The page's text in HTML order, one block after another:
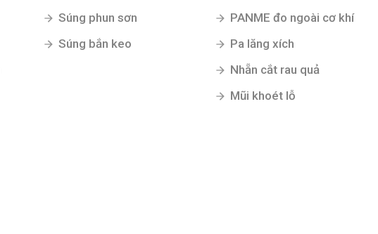
Súng phun sơn
Súng bắn keo
PANME đo ngoài cơ khí
Pa lăng xích
Nhẵn cắt rau quả
Mũi khoét lỗ